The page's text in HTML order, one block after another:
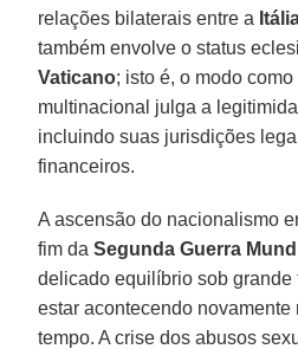
relações bilaterais entre a
também envolve o status
Vaticano; isto é, o modo
multinacional julga a
incluindo suas jurisdições
financeiros.
A ascensão do nacionalismo
fim daSegunda Guerra
delicado equilíbrio sob grande
estar acontecendo novamente
tempo. A crise dos abusos